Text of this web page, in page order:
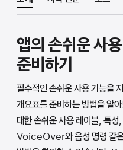
앱의 손쉬운 사
준비하기
필수적인 손쉬운 사용 기능을
개요표를 준비하는 방법을 알
대한 손쉬운 사용 레이블, 특성
VoiceOver와 음성 명령 같은